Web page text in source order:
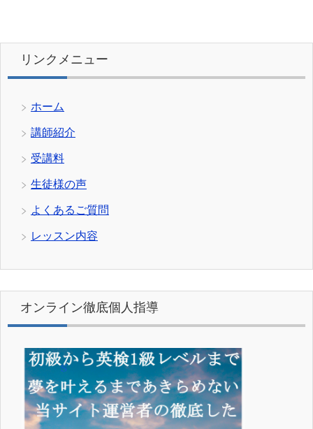
リンクメニュー
ホーム
講師紹介
受講料
生徒様の声
よくあるご質問
レッスン内容
オンライン徹底個人指導